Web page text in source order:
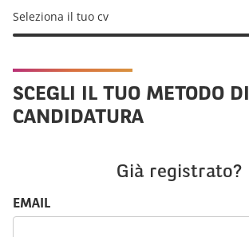
Seleziona il tuo cv
SCEGLI IL TUO METODO DI
CANDIDATURA
Già registrato?
Login: user e password
EMAIL